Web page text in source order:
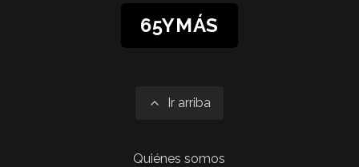
65YMÁS
Ir arriba
Quiénes somos